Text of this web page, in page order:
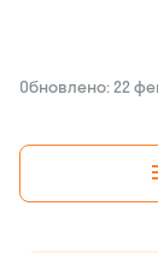
Обновлено: 22